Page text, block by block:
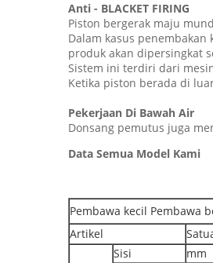
Anti - BLACKET FIRING
Piston bergerak maju
Dalam kasus
produk akan dipersingkat
Sistem ini terdiri dari
Ketika piston berada di
Pekerjaan Di Bawah Air
Donsang pemutus juga
Data Semua Model Kami
Pembawa kecil Pembawa
Artikel
Sisi mm